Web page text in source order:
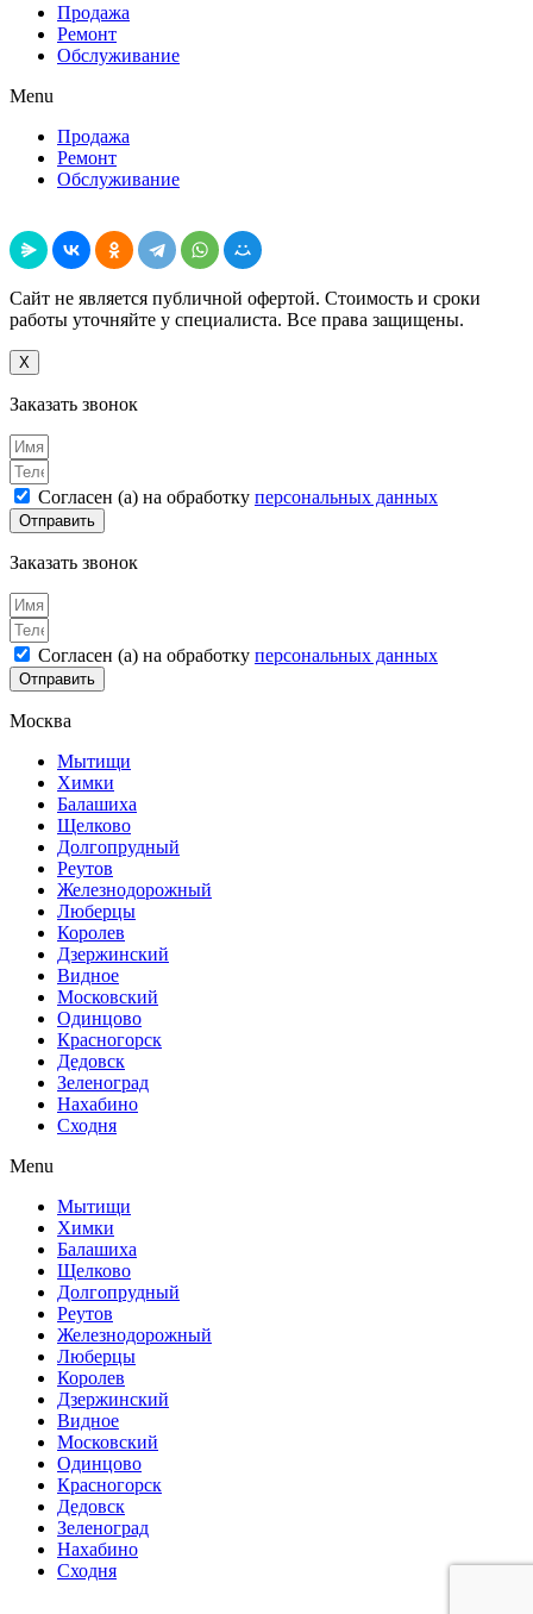
Продажа
Ремонт
Обслуживание
Menu
Продажа
Ремонт
Обслуживание
Сайт не является публичной офертой. Стоимость и сроки
работы уточняйте у специалиста. Все права защищены.
X
Заказать звонок
Согласен (а) на обработку персональных данных
Отправить
Заказать звонок
Согласен (а) на обработку персональных данных
Отправить
Москва
Мытищи
Химки
Балашиха
Щелково
Долгопрудный
Реутов
Железнодорожный
Люберцы
Королев
Дзержинский
Видное
Московский
Одинцово
Красногорск
Дедовск
Зеленоград
Нахабино
Сходня
Menu
Мытищи
Химки
Балашиха
Щелково
Долгопрудный
Реутов
Железнодорожный
Люберцы
Королев
Дзержинский
Видное
Московский
Одинцово
Красногорск
Дедовск
Зеленоград
Нахабино
Сходня